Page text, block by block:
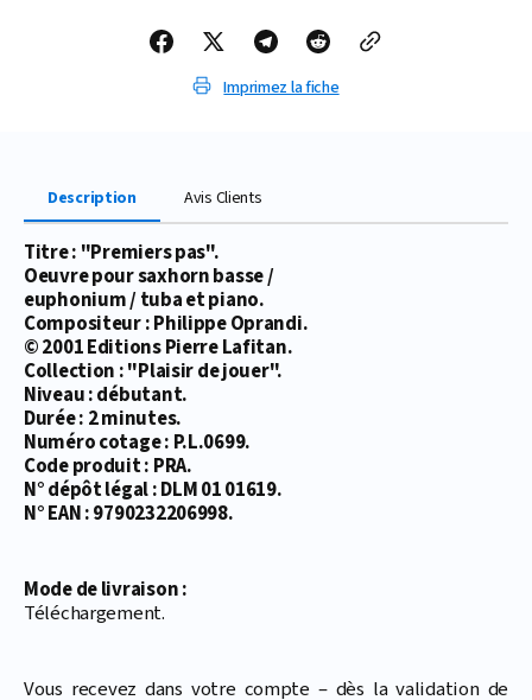
Imprimez la fiche
Description Avis Clients
Titre : "Premiers pas".
Oeuvre pour saxhorn basse /
euphonium / tuba et piano.
Compositeur : Philippe Oprandi.
© 2001 Editions Pierre Lafitan.
Collection : "Plaisir de jouer".
Niveau : débutant.
Durée : 2 minutes.
Numéro cotage : P.L.0699.
Code produit : PRA.
N° dépôt légal : DLM 01 01619.
N° EAN : 9790232206998.
Mode de livraison :
Téléchargement.
Vous recevez dans votre compte – dès la validation de